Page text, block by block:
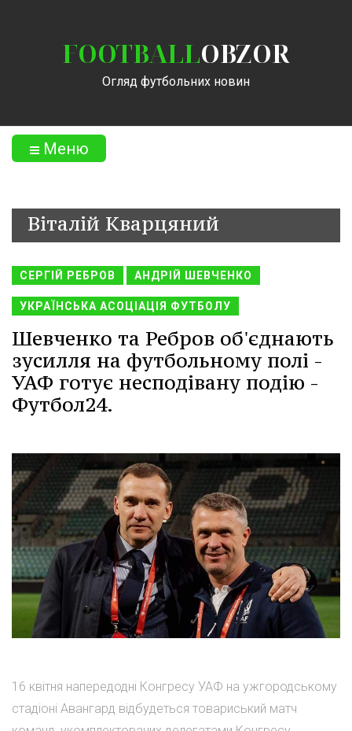
FOOTBALLOBZOR
Огляд футбольних новин
Меню
Віталій Кварцяний
СЕРГІЙ РЕБРОВ АНДРІЙ ШЕВЧЕНКО
УКРАЇНСЬКА АСОЦІАЦІЯ ФУТБОЛУ
Шевченко та Ребров об'єднають
зусилля на футбольному полі -
УАФ готує несподівану подію -
Футбол24.
16 квітня напередодні Конгресу УАФ на ужгородському
стадіоні Авангард відбудеться товариський матч